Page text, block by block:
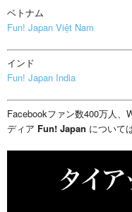
ベトナム
Fun! Japan Việt Nam
インド
Fun! Japan India
Facebookファン数400万人、
ディア Fun! Japan については